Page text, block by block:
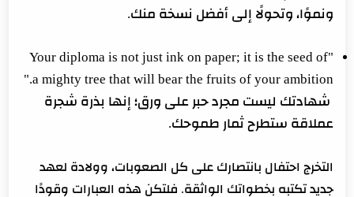
ونموًا، وتحولًا إلى أفضل نسخة منك.
"Your diploma is not just ink on paper; it is the seed of
a mighty tree that will bear the fruits of your ambition."
شهادتك ليست مجرد حبر على ورق؛ إنها بذرة شجرة
عملاقة ستطرح ثمار طموحك.
التخرج احتفال بانتصارك على كل الصعوبات، وولادة لعهد
جديد تكتبه بخطواتك الواثقة. فلتكن هذه العبارات وقودًا